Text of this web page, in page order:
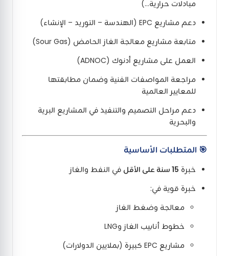
مبادلات حرارية…)
دعم مشاريع EPC (الهندسة – التوريد – الإنشاء)
متابعة مشاريع معالجة الغاز الحامض (Sour Gas)
العمل على مشاريع أدنوك (ADNOC)
مراجعة المواصفات الفنية وضمان مطابقتها
للمعايير العالمية
دعم مراحل التصميم والتنفيذ في المشاريع البرية
والبحرية
🎯 المتطلبات الأساسية
خبرة 15 سنة على الأقل
في النفط والغاز
خبرة قوية في:
معالجة وضغط الغاز
خطوط أنابيب الغاز وLNG
مشاريع EPC كبيرة (بملايين الدولارات)